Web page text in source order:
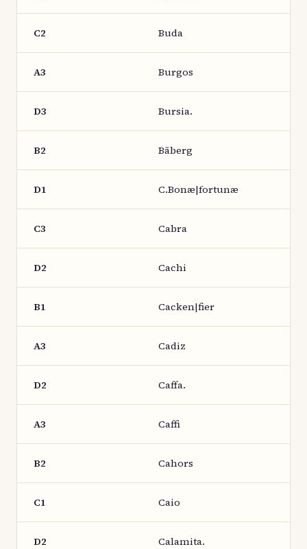
C2 Buda
A3 Burgos
D3 Bursia.
B2 Bãberg
D1 C.Bonæ|fortunæ
C3 Cabra
D2 Cachi
B1 Cacken|fier
A3 Cadiz
D2 Caffa.
A3 Caffi
B2 Cahors
C1 Caio
D2 Calamita.